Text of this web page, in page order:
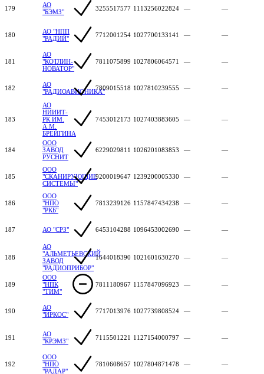
179
АО
"БЭМЗ"
3255517577 1113256022824 — —
180
АО "НПП
"РАДИЙ"
7712001254 1027700133141 — —
181
АО
"КОТЛИН-
НОВАТОР"
7811075899 1027806064571 — —
182
АО
"РАДИОАВИОНИКА"7809015518 1027810239555 — —
183
АО
НИИИТ-
РК ИМ.
А.М.
БРЕЙГИНА
7453012173 1027403883605 — —
184
ООО
ЗАВОД
РУСНИТ
6229029811 1026201083853 — —
185
ООО
"СКАНИРУЮЩИЕ
СИСТЕМЫ"
9200019647 1239200005330 — —
186
ООО
"НПО
"РКБ"
7813239126 1157847434238 — —
187 АО "СРЗ" 6453104288 1096453002690 — —
188
АО
"АЛЬМЕТЬЕВСКИЙ
ЗАВОД
"РАДИОПРИБОР"
1644018390 1021601630270 — —
189
ООО
"НПК
"ТИМ"
7811180967 1157847096923 — —
190
АО
"ИРКОС"
7717013976 1027739808524 — —
191
АО
"КРЭМЗ"
7115501221 1127154000797 — —
192
ООО
"НПО
"РАДАР"
7810608657 1027804871478 — —